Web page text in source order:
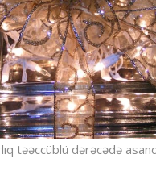
təəccüblü dərəcədə